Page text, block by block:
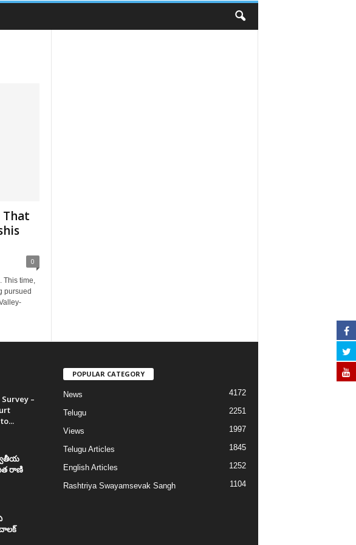
That
0
This time,
pursued
–
రాణి
POPULAR CATEGORY
News 4172
Telugu 2251
Views 1997
Telugu Articles 1845
English Articles 1252
Rashtriya Swayamsevak Sangh 1104